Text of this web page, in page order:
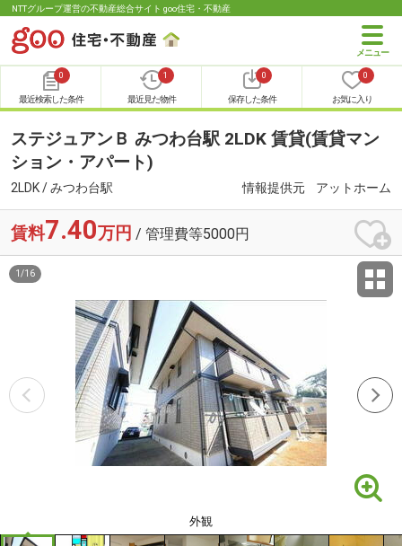
NTTグループ運営の不動産総合サイト goo住宅・不動産
0
最近検索した条件
1
最近見た物件
0
保存した条件
0
お気に入り
ステジュアンＢ みつわ台駅 2LDK 賃貸(賃貸マン
ション・アパート)
2LDK / みつわ台駅 情報提供元 アットホーム
賃料7.40万円 / 管理費等5000円
外観
1 /16